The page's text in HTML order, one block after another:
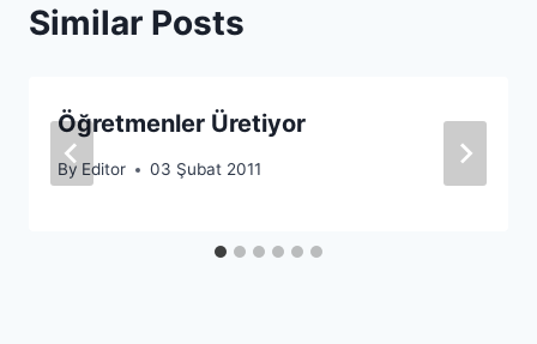
Similar Posts
Öğretmenler Üretiyor
By Editor 03 Şubat 2011